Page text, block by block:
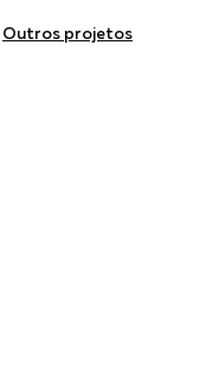
Outros projetos